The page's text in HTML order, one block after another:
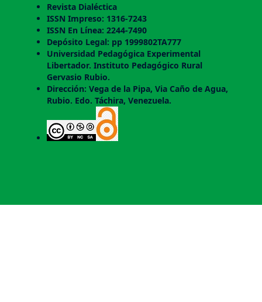
Revista Dialéctica
ISSN Impreso: 1316-7243
ISSN En Línea: 2244-7490
Depósito Legal: pp 1999802TA777
Universidad Pedagógica Experimental
Libertador. Instituto Pedagógico Rural
Gervasio Rubio.
Dirección: Vega de la Pipa, Via Caño de Agua,
Rubio. Edo. Táchira, Venezuela.